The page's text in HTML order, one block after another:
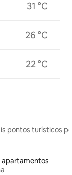
31 °C
26 °C
22 °C
pontos turísticos
apartamentos